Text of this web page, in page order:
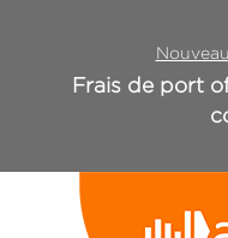
Frais de port